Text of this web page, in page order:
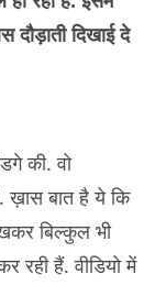
दिखाई दे
की. वो
ख़ास बात है ये कि
बिल्कुल भी
रही हैं. वीडियो में